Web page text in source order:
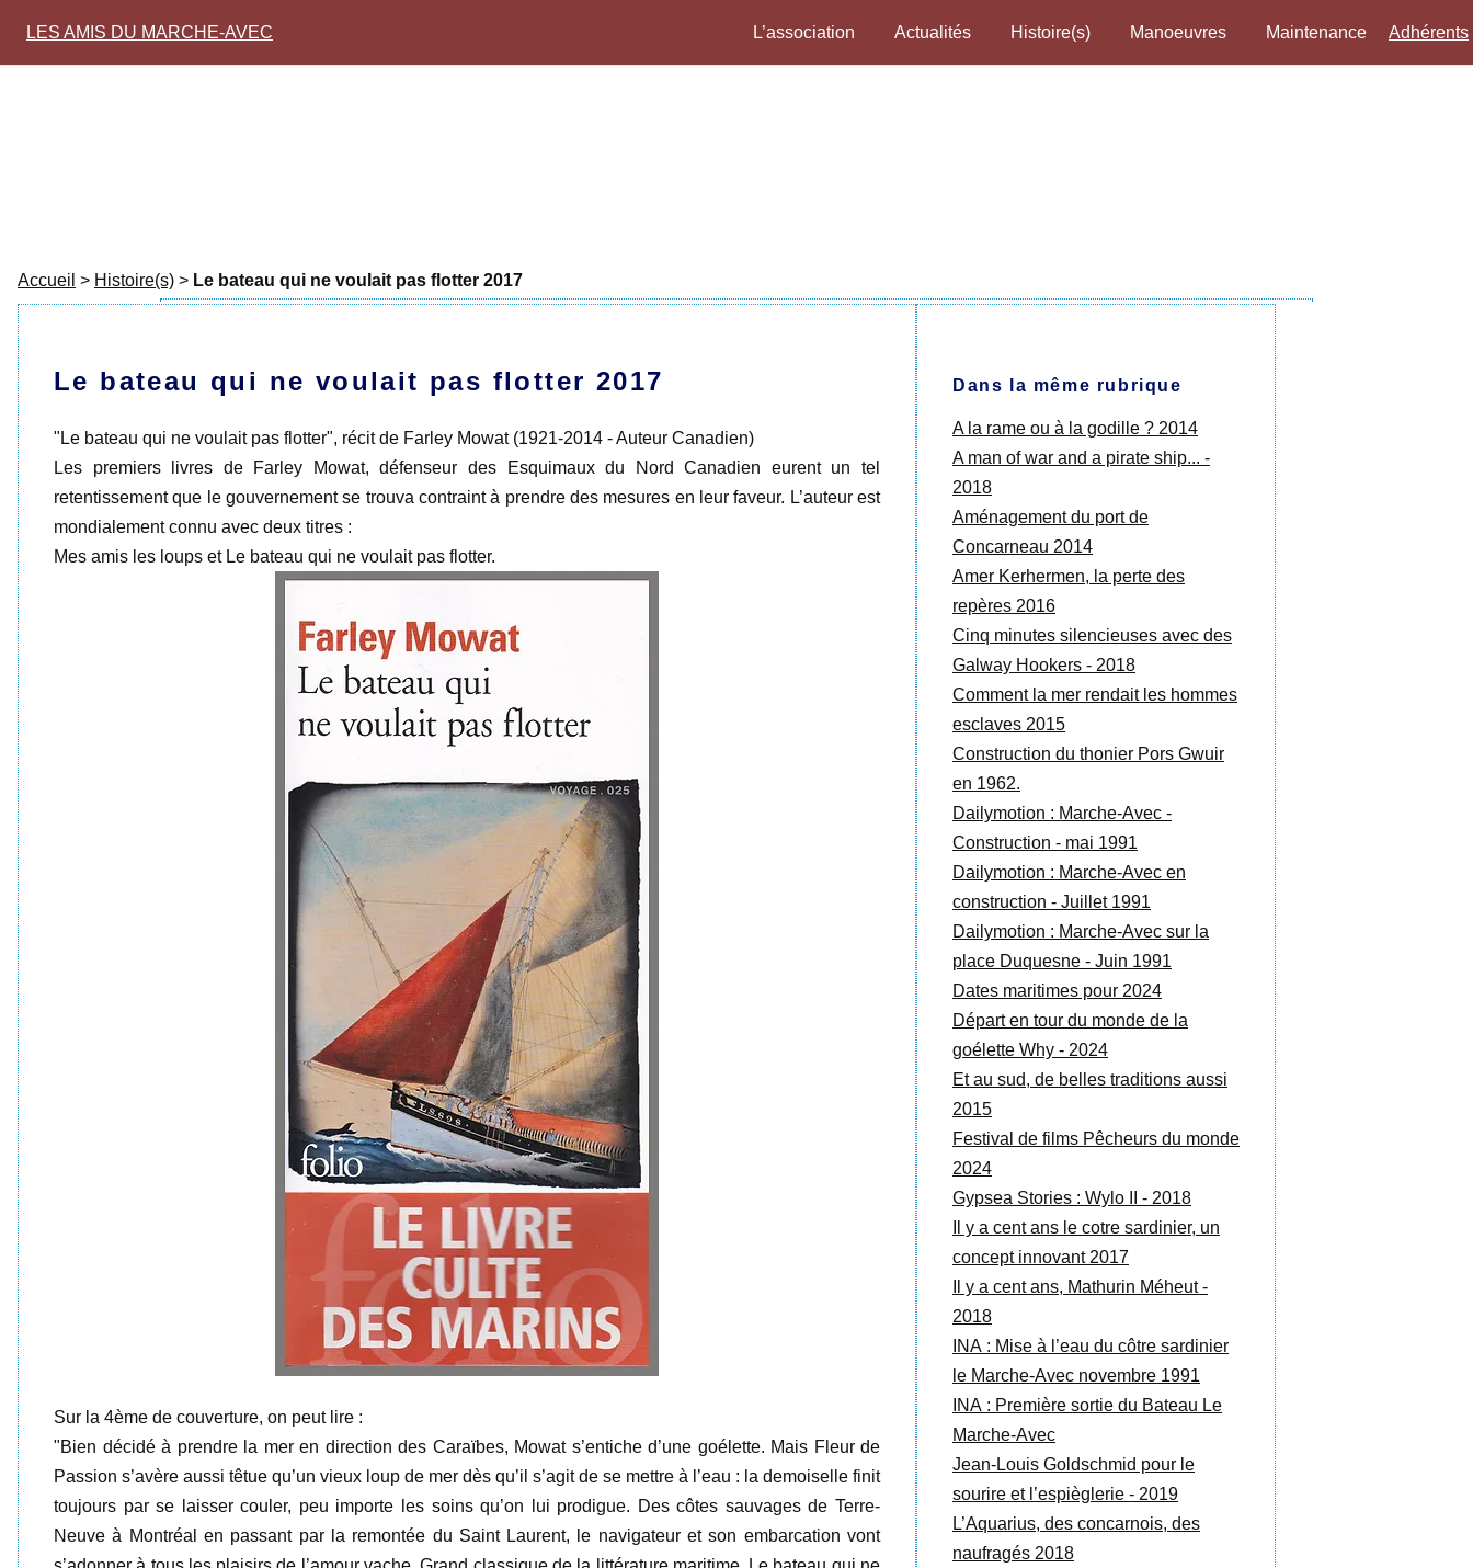
LES AMIS DU MARCHE-AVEC L’association Actualités Histoire(s) Manoeuvres Maintenance Adhérents
Accueil > Histoire(s) > Le bateau qui ne voulait pas flotter 2017
Le bateau qui ne voulait pas flotter 2017
"Le bateau qui ne voulait pas flotter", récit de Farley Mowat (1921-2014 - Auteur Canadien)
Les premiers livres de Farley Mowat, défenseur des Esquimaux du Nord Canadien eurent un tel
retentissement que le gouvernement se trouva contraint à prendre des mesures en leur faveur. L’auteur est
mondialement connu avec deux titres :
Mes amis les loups et Le bateau qui ne voulait pas flotter.
Sur la 4ème de couverture, on peut lire :
"Bien décidé à prendre la mer en direction des Caraïbes, Mowat s’entiche d’une goélette. Mais Fleur de
Passion s’avère aussi têtue qu’un vieux loup de mer dès qu’il s’agit de se mettre à l’eau : la demoiselle finit
toujours par se laisser couler, peu importe les soins qu’on lui prodigue. Des côtes sauvages de Terre-
Neuve à Montréal en passant par la remontée du Saint Laurent, le navigateur et son embarcation vont
Dans la même rubrique
A la rame ou à la godille ? 2014
A man of war and a pirate ship... -
2018
Aménagement du port de
Concarneau 2014
Amer Kerhermen, la perte des
repères 2016
Cinq minutes silencieuses avec des
Galway Hookers - 2018
Comment la mer rendait les hommes
esclaves 2015
Construction du thonier Pors Gwuir
en 1962.
Dailymotion : Marche-Avec -
Construction - mai 1991
Dailymotion : Marche-Avec en
construction - Juillet 1991
Dailymotion : Marche-Avec sur la
place Duquesne - Juin 1991
Dates maritimes pour 2024
Départ en tour du monde de la
goélette Why - 2024
Et au sud, de belles traditions aussi
2015
Festival de films Pêcheurs du monde
2024
Gypsea Stories : Wylo II - 2018
Il y a cent ans le cotre sardinier, un
concept innovant 2017
Il y a cent ans, Mathurin Méheut -
2018
INA : Mise à l’eau du côtre sardinier
le Marche-Avec novembre 1991
INA : Première sortie du Bateau Le
Marche-Avec
Jean-Louis Goldschmid pour le
sourire et l’espièglerie - 2019
L’Aquarius, des concarnois, des
naufragés 2018